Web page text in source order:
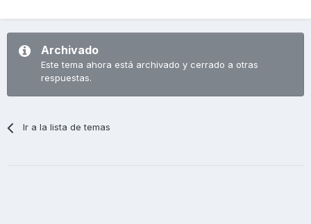
Archivado
Este tema ahora está archivado y cerrado a otras
respuestas.
Ir a la lista de temas